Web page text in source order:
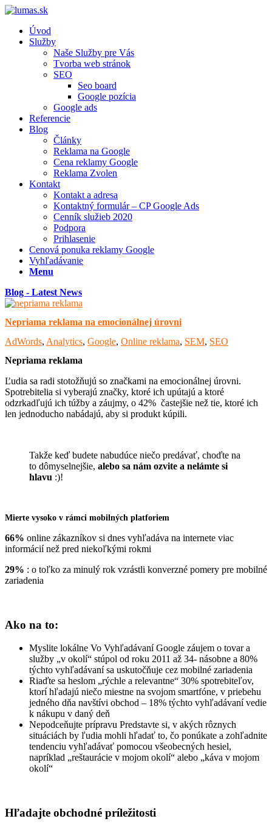
Úvod
Služby
Naše Služby pre Vás
Tvorba web stránok
SEO
Seo board
Google pozícia
Google ads
Referencie
Blog
Články
Reklama na Google
Cena reklamy Google
Reklama Zvolen
Kontakt
Kontakt a adresa
Kontaktný formulár – CP Google Ads
Cenník služieb 2020
Podpora
Prihlasenie
Cenová ponuka reklamy Google
Vyhľadávanie
Menu
Blog - Latest News
Nepriama reklama na emocionálnej úrovni
AdWords, Analytics, Google, Online reklama, SEM, SEO
Nepriama reklama
Ľudia sa radi stotožňujú so značkami na emocionálnej úrovni.
Spotrebitelia si vyberajú značky, ktoré ich upútajú a ktoré
odzrkadľujú ich túžby a záujmy, o 42% častejšie než tie, ktoré ich
len jednoducho nabádajú, aby si produkt kúpili.
Takže keď budete nabudúce niečo predávať, choďte na
to dômyselnejšie, alebo sa nám ozvite a nelámte si
hlavu :)!
Mierte vysoko v rámci mobilných platforiem
66% online zákazníkov si dnes vyhľadáva na internete viac
informácií než pred niekoľkými rokmi
29% : o toľko za minulý rok vzrástli konverzné pomery pre mobilné
zariadenia
Ako na to:
Myslite lokálne Vo Vyhľadávaní Google záujem o tovar a
služby „v okolí“ stúpol od roku 2011 až 34- násobne a 80%
týchto vyhľadávaní sa uskutočňuje cez mobilné zariadenia
Riaďte sa heslom „rýchle a relevantne“ 30% spotrebiteľov,
ktorí hľadajú niečo miestne na svojom smartfóne, v priebehu
jedného dňa navštívi obchod – 18% týchto vyhľadávaní vedie
k nákupu v daný deň
Nepodceňujte prípravu Predstavte si, v akých rôznych
situáciách by ľudia mohli hľadať to, čo ponúkate a zohľadnite
tendenciu vyhľadávať pomocou všeobecných hesiel,
napríklad „reštaurácie v mojom okolí“ alebo „káva v mojom
okolí“
Hľadajte obchodné príležitosti